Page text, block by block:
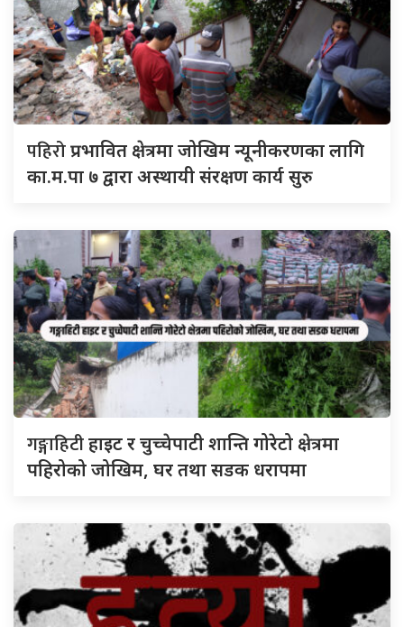
पहिरोप्रभावित क्षेत्रमा जोखिम न्यूनीकरणका लागि
का.म.पा ७ द्वारा अस्थायी संरक्षण कार्य सुरु
गङ्गाहिटीहाइट र चुच्चेपाटी शान्ति गोरेटो क्षेत्रमा
पहिरोको जोखिम, घर तथा सडक धरापमा